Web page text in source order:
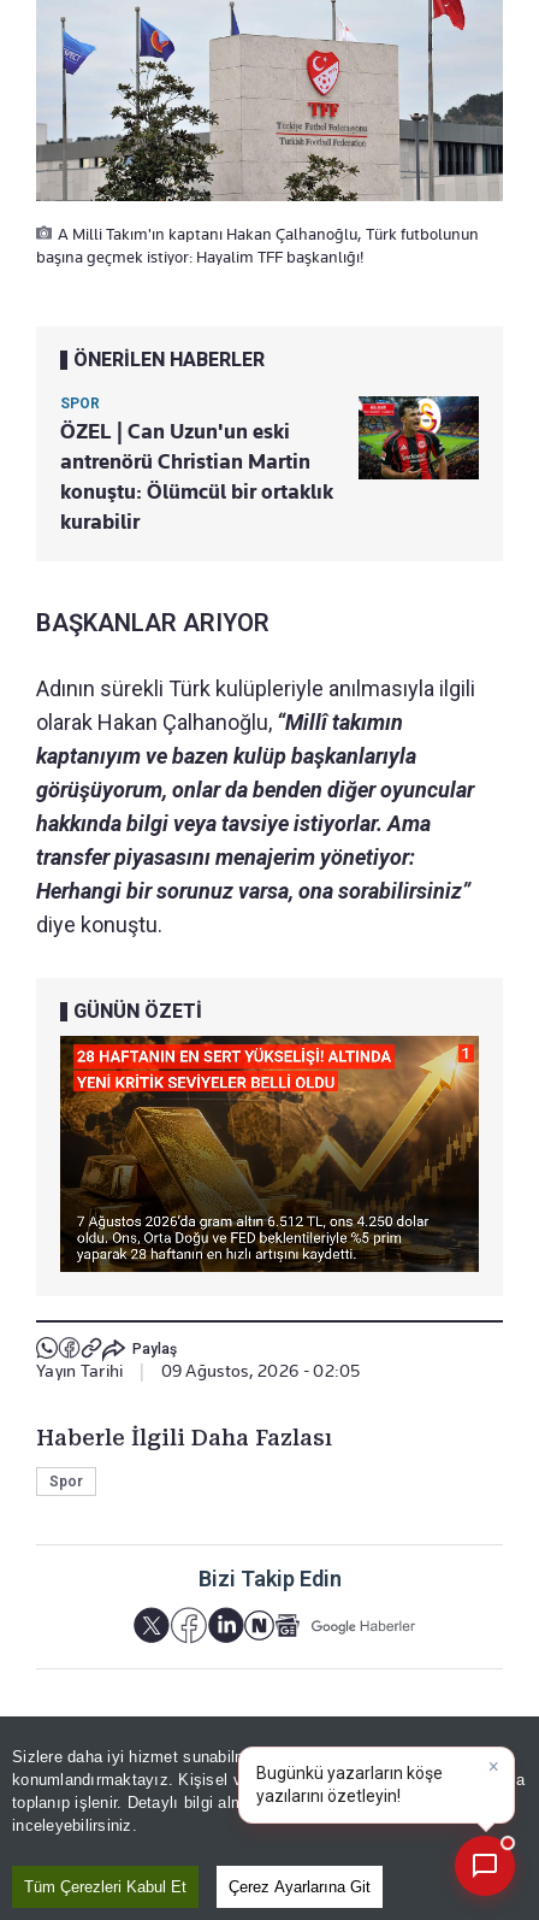
Sizlere daha iyi hizmet sunabilmek adına sitemizde
konumlandırmaktayız. Kişisel verileriniz, KVKK ve GDPR kapsamında
toplanıp işlenir. Detaylı bilgi almak içinAydınlatma Metnimizi
inceleyebilirsiniz.
Tüm Çerezleri Kabul Et Çerez Ayarlarına Git
A Milli Takım'ın kaptanı Hakan Çalhanoğlu, Türk futbolunun
başına geçmek istiyor: Hayalim TFF başkanlığı!
ÖNERİLEN HABERLER
SPOR
ÖZEL | Can Uzun'un eski
antrenörü Christian Martin
konuştu: Ölümcül bir ortaklık
kurabilir
BAŞKANLAR ARIYOR
Adının sürekli Türk kulüpleriyle anılmasıyla ilgili
olarak Hakan Çalhanoğlu, “Millî takımın
kaptanıyım ve bazen kulüp başkanlarıyla
görüşüyorum, onlar da benden diğer oyuncular
hakkında bilgi veya tavsiye istiyorlar. Ama
transfer piyasasını menajerim yönetiyor:
Herhangi bir sorunuz varsa, ona sorabilirsiniz”
diye konuştu.
GÜNÜN ÖZETİ
Paylaş
Yayın Tarihi 09 Ağustos, 2026 - 02:05
Haberle İlgili Daha Fazlası
Spor
Bizi Takip Edin
YORUMLAR
Yorum için giriş yapın
×
Bugünkü yazarların köşe
yazılarını özetleyin!